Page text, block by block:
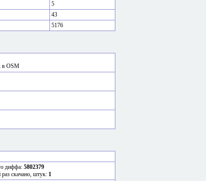
5
43
5176
в OSM
диффа: 5802379
раз скачано, штук: 1